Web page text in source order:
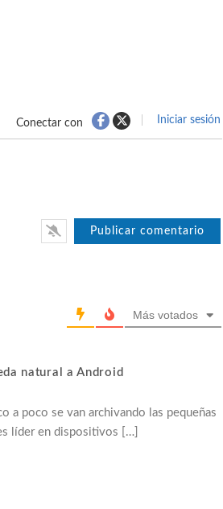
Conectar con Iniciar sesión
Más votados
natural a Android
a poco se van archivando las pequeñas
líder en dispositivos […]